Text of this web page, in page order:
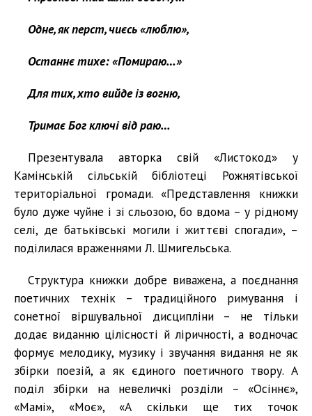
Одне, як перст, чиєсь «люблю»,
Останнє тихе: «Помираю…»
Для тих, хто вийде із вогню,
Тримає Бог ключі від раю…
Презентувала авторка свій «Листокод» у
Камінській сільській бібліотеці Рожнятівської
територіальної громади. «Представлення книжки
було дуже чуйне і зі сльозою, бо вдома – у рідному
селі, де батьківські могили і життєві спогади», –
поділилася враженнями Л. Шмигельська.
Структура книжки добре виважена, а поєднання
поетичних технік – традиційного римування і
сонетної віршувальної дисципліни – не тільки
додає виданню цілісності й ліричності, а водночас
формує мелодику, музику і звучання видання не як
збірки поезій, а як єдиного поетичного твору. А
поділ збірки на невеличкі розділи – «Осіннє»,
«Мамі», «Моє», «А скільки ще тих точок